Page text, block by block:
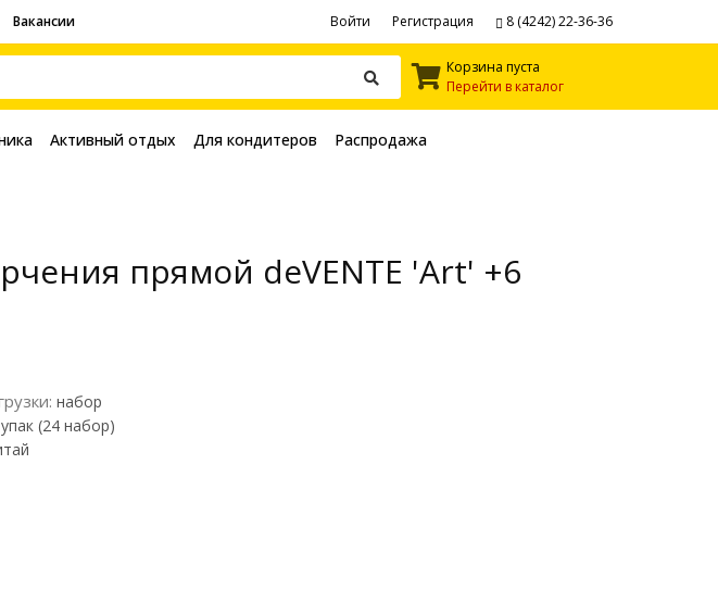
Вакансии Войти Регистрация 8 (4242) 22-36-36
Корзина пуста
Перейти в каталог
Активный отдых Для кондитеров Распродажа
прямой deVENTE 'Art' +6
набор
(24 набор)